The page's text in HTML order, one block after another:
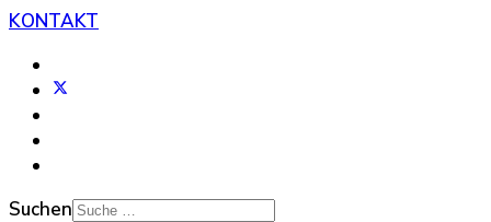
KONTAKT
Suchen